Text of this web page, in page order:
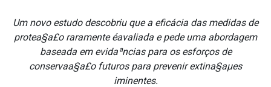
Um novo estudo descobriu que a eficácia das medidas de
protea§a£o raramente éavaliada e pede uma abordagem
baseada em evidaªncias para os esforços de
conservaa§a£o futuros para prevenir extina§aµes
iminentes.